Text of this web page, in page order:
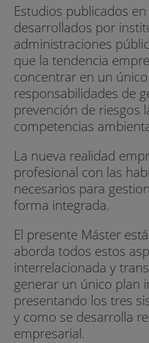
Estudios publicados
desarrollados por
administraciones
que la tendencia
concentrar en un
responsabilidades de
prevención de riesgos
competencias
La nueva realidad
profesional con las
necesarios para
forma integrada.
El presente Máster
aborda todos estos
interrelacionada y
generar un único plan
presentando los tres
y como se desarrolla
empresarial.